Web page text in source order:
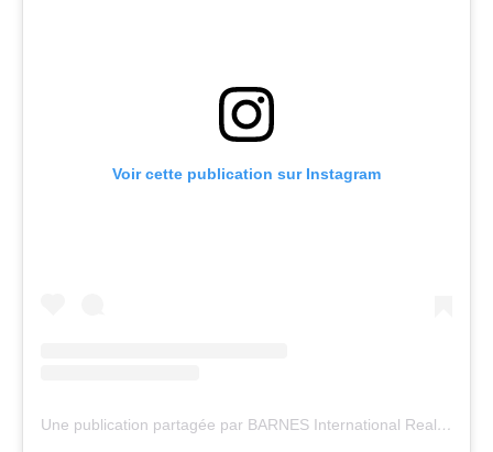
Voir cette publication sur Instagram
Une publication partagée par BARNES International Realty (@barnesrealty)